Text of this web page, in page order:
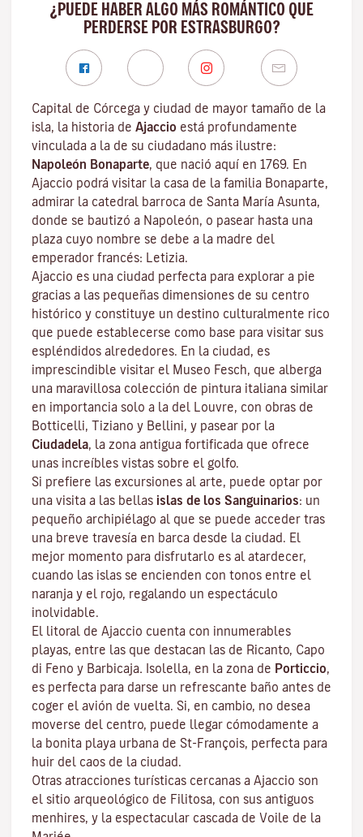
¿PUEDE HABER ALGO MÁS ROMÁNTICO QUE
PERDERSE POR ESTRASBURGO?
Capital de Córcega y ciudad de mayor tamaño de la
isla, la historia de Ajaccio está profundamente
vinculada a la de su ciudadano más ilustre:
Napoleón Bonaparte, que nació aquí en 1769. En
Ajaccio podrá visitar la casa de la familia Bonaparte,
admirar la catedral barroca de Santa María Asunta,
donde se bautizó a Napoleón, o pasear hasta una
plaza cuyo nombre se debe a la madre del
emperador francés: Letizia.
Ajaccio es una ciudad perfecta para explorar a pie
gracias a las pequeñas dimensiones de su centro
histórico y constituye un destino culturalmente rico
que puede establecerse como base para visitar sus
espléndidos alrededores. En la ciudad, es
imprescindible visitar el Museo Fesch, que alberga
una maravillosa colección de pintura italiana similar
en importancia solo a la del Louvre, con obras de
Botticelli, Tiziano y Bellini, y pasear por la
Ciudadela, la zona antigua fortificada que ofrece
unas increíbles vistas sobre el golfo.
Si prefiere las excursiones al arte, puede optar por
una visita a las bellas islas de los Sanguinarios: un
pequeño archipiélago al que se puede acceder tras
una breve travesía en barca desde la ciudad. El
mejor momento para disfrutarlo es al atardecer,
cuando las islas se encienden con tonos entre el
naranja y el rojo, regalando un espectáculo
inolvidable.
El litoral de Ajaccio cuenta con innumerables
playas, entre las que destacan las de Ricanto, Capo
di Feno y Barbicaja. Isolella, en la zona de Porticcio,
es perfecta para darse un refrescante baño antes de
coger el avión de vuelta. Si, en cambio, no desea
moverse del centro, puede llegar cómodamente a
la bonita playa urbana de St-François, perfecta para
huir del caos de la ciudad.
Otras atracciones turísticas cercanas a Ajaccio son
el sitio arqueológico de Filitosa, con sus antiguos
menhires, y la espectacular cascada de Voile de la